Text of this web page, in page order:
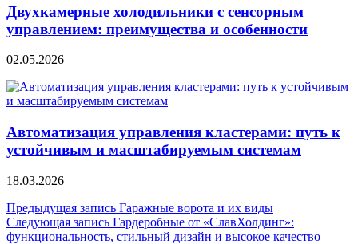
Двухкамерные холодильники с сенсорным
управлением: преимущества и особенности
02.05.2026
Автоматизация управления кластерами: путь к
устойчивым и масштабируемым системам
18.03.2026
Навигация
по
Предыдущая запись Гаражные ворота и их виды
Следующая запись Гардеробные от «СлавХолдинг»:
функциональность, стильный дизайн и высокое качество